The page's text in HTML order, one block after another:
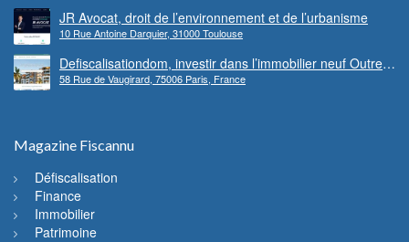
JR Avocat, droit de l’environnement et de l’urbanisme
10 Rue Antoine Darquier, 31000 Toulouse
Defiscalisationdom, investir dans l’immobilier neuf Outre-
mer
58 Rue de Vaugirard, 75006 Paris, France
Magazine Fiscannu
Défiscalisation
Finance
Immobilier
Patrimoine